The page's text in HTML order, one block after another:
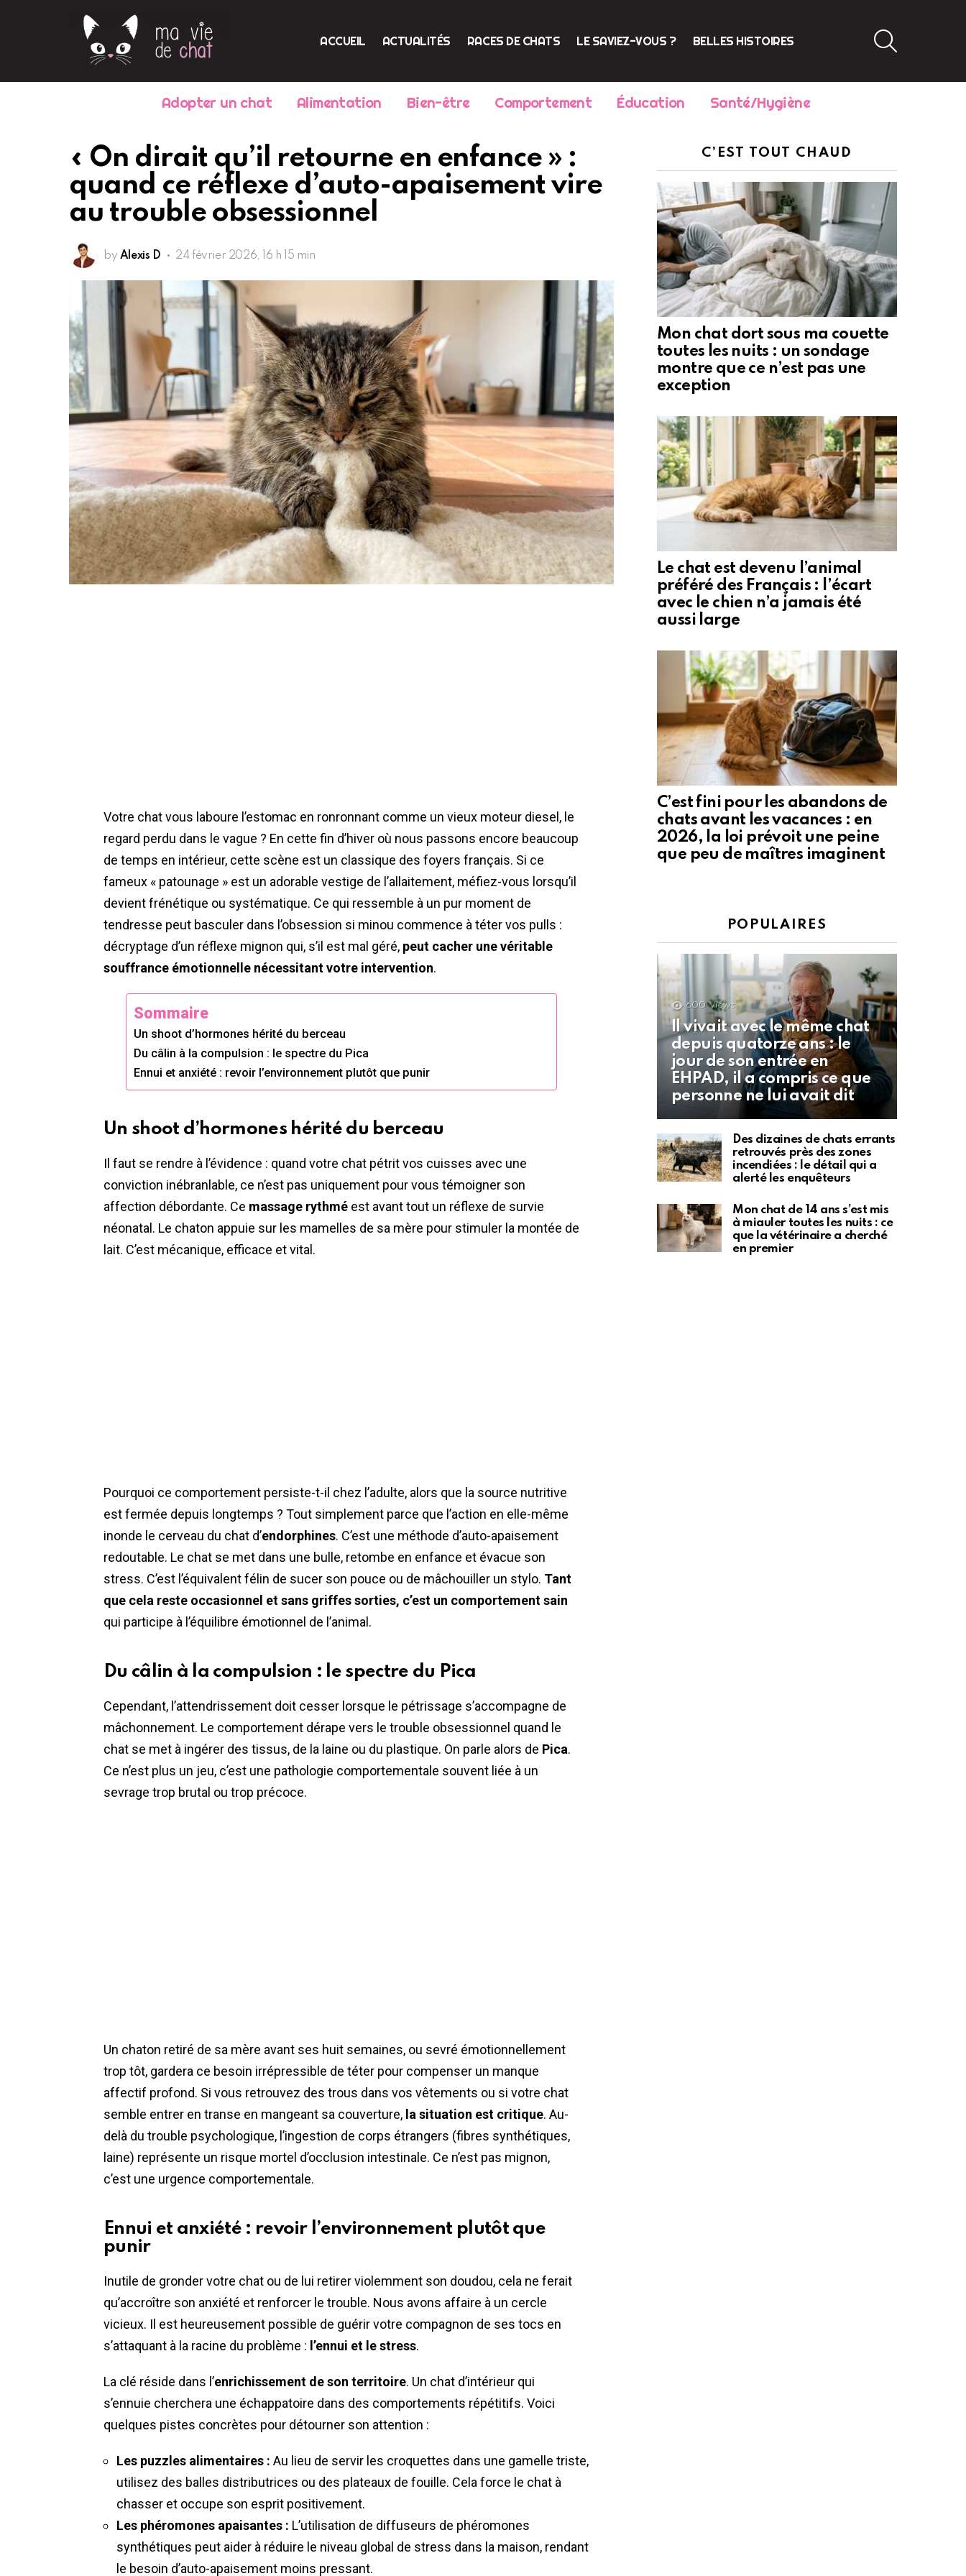
ACCUEIL ACTUALITÉS RACES DE CHATS LE SAVIEZ-VOUS ? BELLES HISTOIRES
Adopter un chat Alimentation Bien-être Comportement Éducation Santé/Hygiène
« On dirait qu’il retourne en enfance » :
quand ce réflexe d’auto-apaisement vire
au trouble obsessionnel
by Alexis D 24 février 2026, 16 h 15 min
Votre chat vous laboure l’estomac en ronronnant comme un vieux moteur diesel, le
regard perdu dans le vague ? En cette fin d’hiver où nous passons encore beaucoup
de temps en intérieur, cette scène est un classique des foyers français. Si ce
fameux « patounage » est un adorable vestige de l’allaitement, méfiez-vous lorsqu’il
devient frénétique ou systématique. Ce qui ressemble à un pur moment de
tendresse peut basculer dans l’obsession si minou commence à téter vos pulls :
décryptage d’un réflexe mignon qui, s’il est mal géré, peut cacher une véritable
souffrance émotionnelle nécessitant votre intervention.
Sommaire
Un shoot d’hormones hérité du berceau
Du câlin à la compulsion : le spectre du Pica
Ennui et anxiété : revoir l’environnement plutôt que punir
Un shoot d’hormones hérité du berceau
Il faut se rendre à l’évidence : quand votre chat pétrit vos cuisses avec une
conviction inébranlable, ce n’est pas uniquement pour vous témoigner son
affection débordante. Ce massage rythmé est avant tout un réflexe de survie
néonatal. Le chaton appuie sur les mamelles de sa mère pour stimuler la montée de
lait. C’est mécanique, efficace et vital.
Pourquoi ce comportement persiste-t-il chez l’adulte, alors que la source nutritive
est fermée depuis longtemps ? Tout simplement parce que l’action en elle-même
inonde le cerveau du chat d’endorphines. C’est une méthode d’auto-apaisement
redoutable. Le chat se met dans une bulle, retombe en enfance et évacue son
stress. C’est l’équivalent félin de sucer son pouce ou de mâchouiller un stylo. Tant
que cela reste occasionnel et sans griffes sorties, c’est un comportement sain
qui participe à l’équilibre émotionnel de l’animal.
Du câlin à la compulsion : le spectre du Pica
Cependant, l’attendrissement doit cesser lorsque le pétrissage s’accompagne de
mâchonnement. Le comportement dérape vers le trouble obsessionnel quand le
chat se met à ingérer des tissus, de la laine ou du plastique. On parle alors de Pica.
Ce n’est plus un jeu, c’est une pathologie comportementale souvent liée à un
sevrage trop brutal ou trop précoce.
Un chaton retiré de sa mère avant ses huit semaines, ou sevré émotionnellement
trop tôt, gardera ce besoin irrépressible de téter pour compenser un manque
affectif profond. Si vous retrouvez des trous dans vos vêtements ou si votre chat
semble entrer en transe en mangeant sa couverture, la situation est critique. Au-
delà du trouble psychologique, l’ingestion de corps étrangers (fibres synthétiques,
laine) représente un risque mortel d’occlusion intestinale. Ce n’est pas mignon,
c’est une urgence comportementale.
Ennui et anxiété : revoir l’environnement plutôt que
punir
Inutile de gronder votre chat ou de lui retirer violemment son doudou, cela ne ferait
qu’accroître son anxiété et renforcer le trouble. Nous avons affaire à un cercle
vicieux. Il est heureusement possible de guérir votre compagnon de ses tocs en
s’attaquant à la racine du problème : l’ennui et le stress.
La clé réside dans l’enrichissement de son territoire. Un chat d’intérieur qui
s’ennuie cherchera une échappatoire dans des comportements répétitifs. Voici
quelques pistes concrètes pour détourner son attention :
Les puzzles alimentaires : Au lieu de servir les croquettes dans une gamelle triste,
utilisez des balles distributrices ou des plateaux de fouille. Cela force le chat à
chasser et occupe son esprit positivement.
Les phéromones apaisantes : L’utilisation de diffuseurs de phéromones
synthétiques peut aider à réduire le niveau global de stress dans la maison, rendant
le besoin d’auto-apaisement moins pressant.
C’EST TOUT CHAUD
Mon chat dort sous ma couette
toutes les nuits : un sondage
montre que ce n’est pas une
exception
Le chat est devenu l’animal
préféré des Français : l’écart
avec le chien n’a jamais été
aussi large
C’est fini pour les abandons de
chats avant les vacances : en
2026, la loi prévoit une peine
que peu de maîtres imaginent
POPULAIRES
600 Views
Il vivait avec le même chat
depuis quatorze ans : le
jour de son entrée en
EHPAD, il a compris ce que
personne ne lui avait dit
Des dizaines de chats errants
retrouvés près des zones
incendiées : le détail qui a
alerté les enquêteurs
Mon chat de 14 ans s’est mis
à miauler toutes les nuits : ce
que la vétérinaire a cherché
en premier